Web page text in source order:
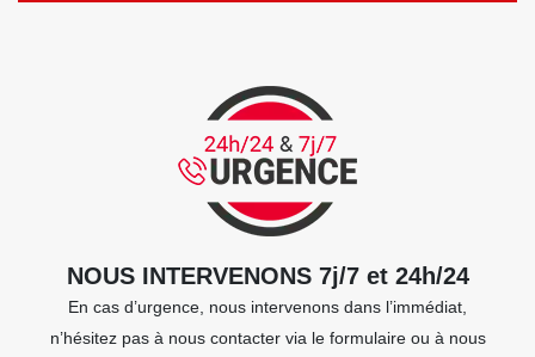
NOUS INTERVENONS 7j/7 et 24h/24
En cas d’urgence, nous intervenons dans l’immédiat,
n’hésitez pas à nous contacter via le formulaire ou à nous